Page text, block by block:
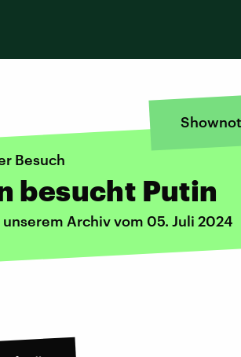
Besuch
besucht Putin
unserem Archiv vom 05. Juli 2024